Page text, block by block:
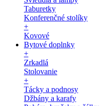
Taburetky
Konferenčné stolíky
+
Kovové
Bytové doplnky
+
Zrkadlá
Stolovanie
+
Tácky a podnosy
Džbány a karafy